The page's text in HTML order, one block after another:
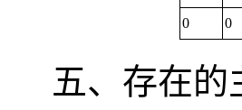
0 0
五、存在